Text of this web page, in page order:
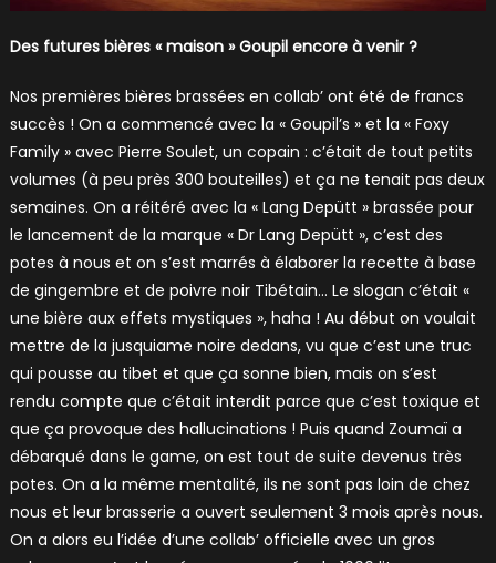
Des futures bières « maison » Goupil encore à venir ?
Nos premières bières brassées en collab’ ont été de francs
succès ! On a commencé avec la « Goupil’s » et la « Foxy
Family » avec Pierre Soulet, un copain : c’était de tout petits
volumes (à peu près 300 bouteilles) et ça ne tenait pas deux
semaines. On a réitéré avec la « Lang Depütt » brassée pour
le lancement de la marque « Dr Lang Depütt », c’est des
potes à nous et on s’est marrés à élaborer la recette à base
de gingembre et de poivre noir Tibétain… Le slogan c’était «
une bière aux effets mystiques », haha ! Au début on voulait
mettre de la jusquiame noire dedans, vu que c’est une truc
qui pousse au tibet et que ça sonne bien, mais on s’est
rendu compte que c’était interdit parce que c’est toxique et
que ça provoque des hallucinations ! Puis quand Zoumaï a
débarqué dans le game, on est tout de suite devenus très
potes. On a la même mentalité, ils ne sont pas loin de chez
nous et leur brasserie a ouvert seulement 3 mois après nous.
On a alors eu l’idée d’une collab’ officielle avec un gros